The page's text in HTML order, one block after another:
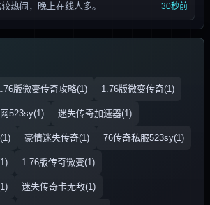
热闹，晚上在线人多。 30秒前
版微变传奇攻略(1) 1.76版微变传奇(1)
523sy(1) 迷失传奇加速器(1)
豪情迷失传奇(1) 76传奇私服523sy(1)
1.76版传奇微变(1)
迷失传奇卡无敌(1)